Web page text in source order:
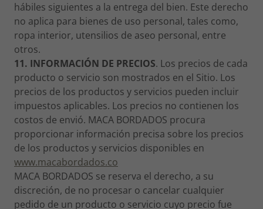
hábiles siguientes a la entrega del bien. Este derecho
no aplica para bienes de uso personal, tales como,
ropa interior, utensilios de aseo personal, entre
otros.
11. INFORMACIÓN DE PRECIOS. Los precios de cada
producto o servicio son mostrados en el Sitio. Los
precios de los productos y servicios pueden incluir
impuestos aplicables. Los precios no contienen los
costos de envió. MACA BORDADOS procura
proporcionar información precisa sobre los precios
de los productos y servicios disponibles en
www.macabordados.co
MACA BORDADOS se reserva el derecho, a su
discreción, de no procesar o cancelar cualquier
pedido de un producto o servicio cuyo precio fue